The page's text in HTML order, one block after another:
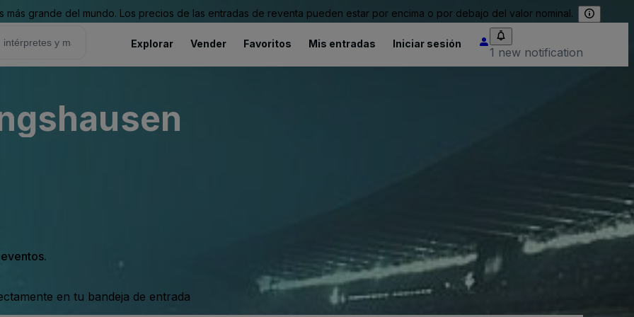
grande del mundo. Los precios de las entradas de reventa pueden estar por encima o por debajo del valor nominal.
Explorar Vender Favoritos Mis entradas Iniciar sesión
1 new notification
en tu bandeja de entrada